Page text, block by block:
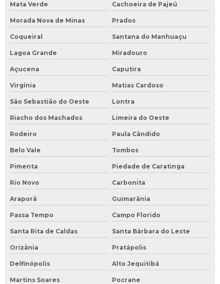
Mata Verde Cachoeira de Pajeú
Morada Nova de Minas Prados
Coqueiral Santana do Manhuaçu
Lagoa Grande Miradouro
Açucena Caputira
Virgínia Matias Cardoso
São Sebastião do Oeste Lontra
Riacho dos Machados Limeira do Oeste
Rodeiro Paula Cândido
Belo Vale Tombos
Pimenta Piedade de Caratinga
Rio Novo Carbonita
Araporã Guimarânia
Passa Tempo Campo Florido
Santa Rita de Caldas Santa Bárbara do Leste
Orizânia Pratápolis
Delfinópolis Alto Jequitibá
Martins Soares Pocrane